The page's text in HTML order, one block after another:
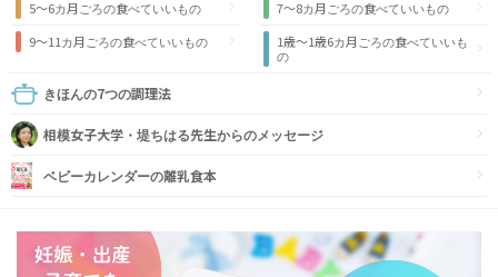
5～6カ月ごろの食べていいもの
7～8カ月ごろの食べていいもの
9〜11カ月ごろの食べていいもの
1歳〜1歳6カ月ごろの食べていいも
の
きほんの7つの調理法
相模女子大学・堤ちはる先生からのメッセージ
ベビーカレンダーの離乳食本